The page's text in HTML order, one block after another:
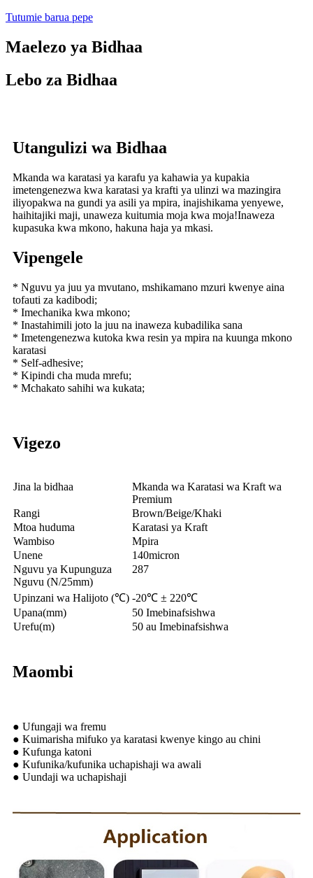
Tutumie barua pepe
Maelezo ya Bidhaa
Lebo za Bidhaa
Utangulizi wa Bidhaa
Mkanda wa karatasi ya karafu ya kahawia ya kupakia
imetengenezwa kwa karatasi ya krafti ya ulinzi wa mazingira
iliyopakwa na gundi ya asili ya mpira, inajishikama yenyewe,
haihitajiki maji, unaweza kuitumia moja kwa moja!Inaweza
kupasuka kwa mkono, hakuna haja ya mkasi.
Vipengele
* Nguvu ya juu ya mvutano, mshikamano mzuri kwenye aina
tofauti za kadibodi;
* Imechanika kwa mkono;
* Inastahimili joto la juu na inaweza kubadilika sana
* Imetengenezwa kutoka kwa resin ya mpira na kuunga mkono
karatasi
* Self-adhesive;
* Kipindi cha muda mrefu;
* Mchakato sahihi wa kukata;
Vigezo
Jina la bidhaa
Mkanda wa Karatasi wa Kraft wa
Premium
Rangi
Brown/Beige/Khaki
Mtoa huduma
Karatasi ya Kraft
Wambiso
Mpira
Unene
140micron
Nguvu ya Kupunguza
Nguvu (N/25mm)
287
Upinzani wa Halijoto (℃) -20℃ ± 220℃
Upana(mm)
50 Imebinafsishwa
Urefu(m)
50 au Imebinafsishwa
Maombi
● Ufungaji wa fremu
● Kuimarisha mifuko ya karatasi kwenye kingo au chini
● Kufunga katoni
● Kufunika/kufunika uchapishaji wa awali
● Uundaji wa uchapishaji